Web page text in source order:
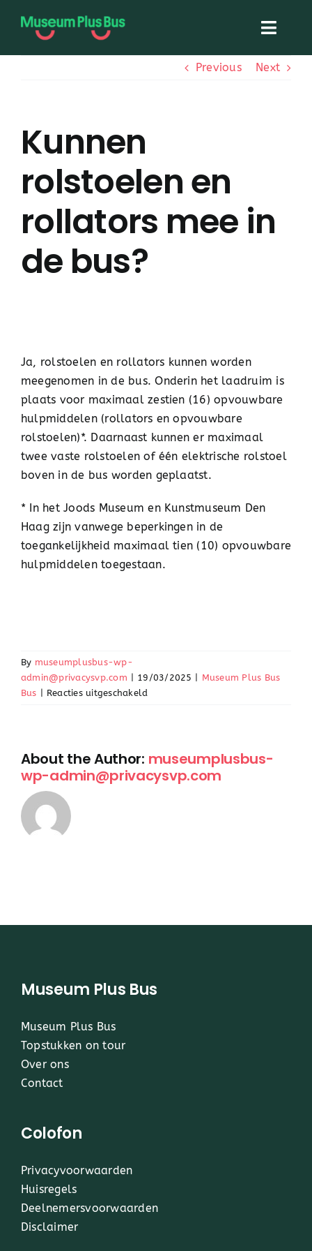
Topstukken On Tour
Over ons
Contact
Previous Next
Kunnen
rolstoelen en
rollators mee in
de bus?
Ja, rolstoelen en rollators kunnen worden
meegenomen in de bus. Onderin het laadruim is
plaats voor maximaal zestien (16) opvouwbare
hulpmiddelen (rollators en opvouwbare
rolstoelen)*. Daarnaast kunnen er maximaal
twee vaste rolstoelen of één elektrische rolstoel
boven in de bus worden geplaatst.
* In het Joods Museum en Kunstmuseum Den
Haag zijn vanwege beperkingen in de
toegankelijkheid maximaal tien (10) opvouwbare
hulpmiddelen toegestaan.
By museumplusbus-wp-
admin@privacysvp.com
19/03/2025
Museum Plus Bus
Bus
Reacties uitgeschakeld
rollators
in
About the Author: museumplusbus-
wp-admin@privacysvp.com
Museum Plus Bus
Museum Plus Bus
Topstukken on tour
Over ons
Contact
Colofon
Privacyvoorwaarden
Huisregels
Deelnemersvoorwaarden
Disclaimer